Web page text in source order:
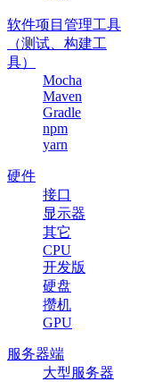
软件项目管理工具
（测试、构建工
具）
Mocha
Maven
Gradle
npm
yarn
硬件
接口
显示器
其它
CPU
开发版
硬盘
攒机
GPU
服务器端
大型服务器